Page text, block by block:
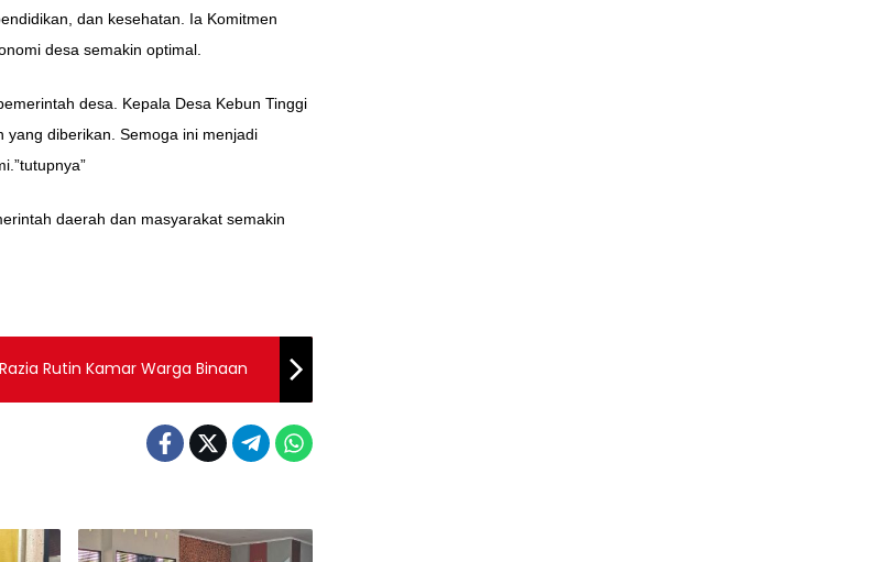
dan kesehatan. Ia Komitmen
desa semakin optimal.
desa. Kepala Desa Kebun Tinggi
yang diberikan. Semoga ini menjadi
daerah dan masyarakat semakin
Rutin Kamar Warga Binaan